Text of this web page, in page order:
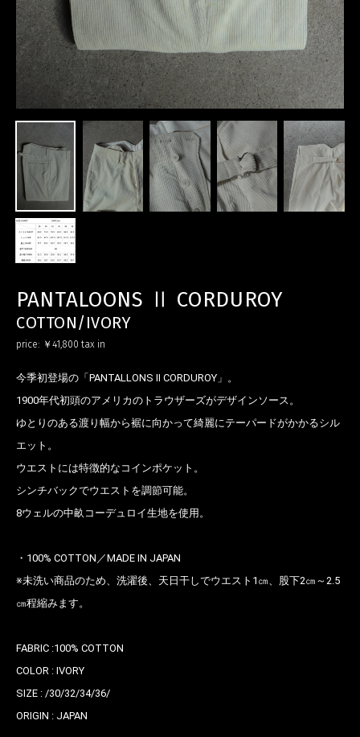
PANTALOONS Ⅱ CORDUROY
COTTON/IVORY
price: ￥41,800 tax in
今季初登場の「PANTALLONS Ⅱ CORDUROY」。
1900年代初頭のアメリカのトラウザーズがデザインソース。
ゆとりのある渡り幅から裾に向かって綺麗にテーパードがかかるシル
エット。
ウエストには特徴的なコインポケット。
シンチバックでウエストを調節可能。
8ウェルの中畝コーデュロイ生地を使用。
・100% COTTON／MADE IN JAPAN
※未洗い商品のため、洗濯後、天日干しでウエスト1㎝、股下2㎝～2.5
㎝程縮みます。
FABRIC :100% COTTON
COLOR : IVORY
SIZE : /30/32/34/36/
ORIGIN : JAPAN